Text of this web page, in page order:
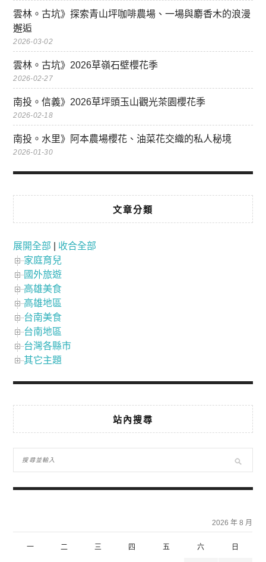
雲林。古坑》探索青山坪咖啡農場、一場與麝香木的浪漫
邂逅
2026-03-02
雲林。古坑》2026草嶺石壁櫻花季
2026-02-27
南投。信義》2026草坪頭玉山觀光茶園櫻花季
2026-02-18
南投。水里》阿本農場櫻花、油菜花交織的私人秘境
2026-01-30
文章分類
展開全部
收合全部
家庭育兒
國外旅遊
高雄美食
高雄地區
台南美食
台南地區
台灣各縣市
其它主題
站內搜尋
2026 年 8 月
一 二 三 四 五 六 日